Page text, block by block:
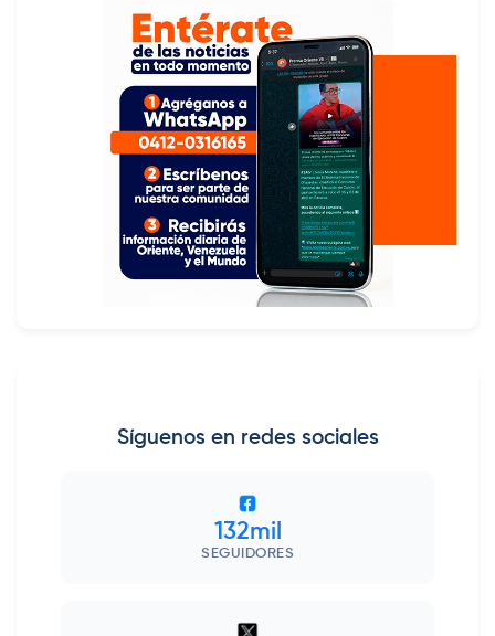
Síguenos en redes sociales
132mil
SEGUIDORES